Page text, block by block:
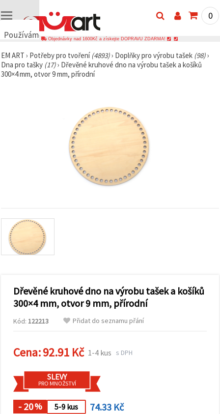
Používáme
🍪
Používáme
cookies a
zobrazovali
obsah a
reklamu, a
to i s
pomocí
našich
marketing.
Můžete
souhlasit s
všech
cookies
"Přijmout
uvést své
preference v
Nastavení
výběrem
daného
0
Objednávky nad 1600Kč a získejte DOPRAVU ZDARMA!
EM ART › Potřeby pro tvoření (4893)› Doplňky pro výrobu tašek (98)›
Dna pro tašky (17)› Dřevěné kruhové dno na výrobu tašek a košíků
300×4 mm, otvor 9 mm, přírodní
Dřevěné kruhové dno na výrobu tašek a košíků
300×4 mm, otvor 9 mm, přírodní
Kód: 122213 Přidat do seznamu přání
Cena:92.91 Kč 1-4 kus s DPH
SLEVY
PRO MNOŽSTVÍ
- 20% 5-9 kus
74.33 Kč